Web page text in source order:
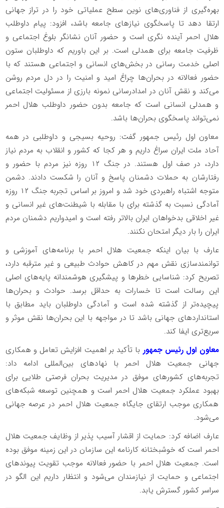
بهره‌گیری از فناوری‌های نوین سطح عملیاتی خود را در تراز جهانی
ارتقا دهد تا پاسخگوی نیاز‌های جامعه باشد، افزود: پیام داوطلب
هلال احمر آینده نگری است و حضور آنان نشانگر بلوغ اجتماعی و
ظرفیت جامعه برای همدلی است. بر این باوریم که داوطلبان ستون
اصلی خدمت رسانی در بخش‌های انسانی و اجتماعی هستند که با
حضور فعالانه در بحران‌ها چراغ امید و امنیت را در دل مردم روشن
می‌کند و نقش آنان در امدادرسانی نمونه بارزی از مسئولیت اجتماعی
و همدلی انسانی است که جامعه بدون حضور داوطلب هلال احمر
نمی‌تواند پاسخگوی بحران‌ها باشد.
معاون اول رئیس جمهور گفت: روحیه بسیجی و داوطلبی در همه
آحاد ملت ایران سراغ داریم و هر کجا که کشور و انقلاب به مردم نیاز
دارد، در صف اول هستند. در جنگ ۱۲ روزه نیز مردم با حضور و
رفتارشان به حملات دشمنان پاسخ و آنان را شکست دادند. دشمن
متوجه اشتباه راهبردی خود شد و امروز بر اساس تجربه جنگ ۱۲ روزه
آمادگی نسبت به گذشته برای با مقابله با شیطنت‌های غیر انسانی و
غیر اخلاقی بدخواهان ایران بالاتر رفته است و امیدواریم دشمنان مردم
ایران را بار دیگر امتحان نکنند.
عارف با بیان اینکه جمعیت هلال احمر با برنامه‌های آموزشی و
توانمندسازی نقش مهم در کاهش حوادث طبیعی و غیر مترقبه دارد،
تصریح کرد: شناسایی خطر‌ها و پیشگیری هوشمندانه پایه‌های اصلی
این رسالت است تا خسارات به حداقل برسد. حوادث و بحران‌ها
پیچیده‌تر از گذشته شده است و آمادگی داوطلبان باید مطابق با
استاندارد‌های جهانی باشد تا در مواجهه با این بحران‌ها نقش موثر و
سریع‌تری ایفا کند.
معاون اول رئیس جمهور با تأکید بر اهمیت افزایش تعامل و همکاری
جهانی جمعیت هلال احمر با نهاد‌های بین‌المللی ادامه داد:
تجربه‌های کشور‌های موفق در مدیریت بحران فرصتی طلایی برای
بهبود عملکرد جمعیت هلال احمر است و همچنین توسعه شبکه‌های
همکاری موجب ارتقای جایگاه جمعیت هلال احمر در عرصه جهانی
می‌شود.
عارف اضافه کرد: حمایت از اقشار آسیب پذیر از وظایف جمعیت هلال
احمر است که خوشبختانه کارنامه این سازمان در این زمینه موفق بوده
است. جمعیت هلال احمر با حضور فعالانه موجب تقویت پیوند‌های
اجتماعی و حمایت از نیازمندان می‌شود و انتظار داریم این الگو در
سراسر کشور گسترش یابد.